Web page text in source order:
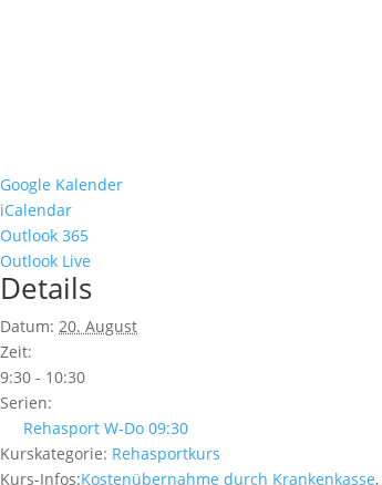
Google Kalender
iCalendar
Outlook 365
Outlook Live
Details
Datum: 20. August
Zeit:
9:30 - 10:30
Serien:
Rehasport W-Do 09:30
Kurskategorie: Rehasportkurs
Kurs-Infos:Kostenübernahme durch Krankenkasse,